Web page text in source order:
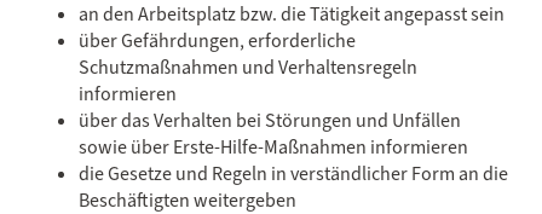
an den Arbeitsplatz bzw. die Tätigkeit angepasst sein
über Gefährdungen, erforderliche
Schutzmaßnahmen und Verhaltensregeln
informieren
über das Verhalten bei Störungen und Unfällen
sowie über Erste-Hilfe-Maßnahmen informieren
die Gesetze und Regeln in verständlicher Form an die
Beschäftigten weitergeben